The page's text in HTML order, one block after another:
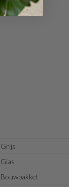
Grijs
Glas
Bouwpakket